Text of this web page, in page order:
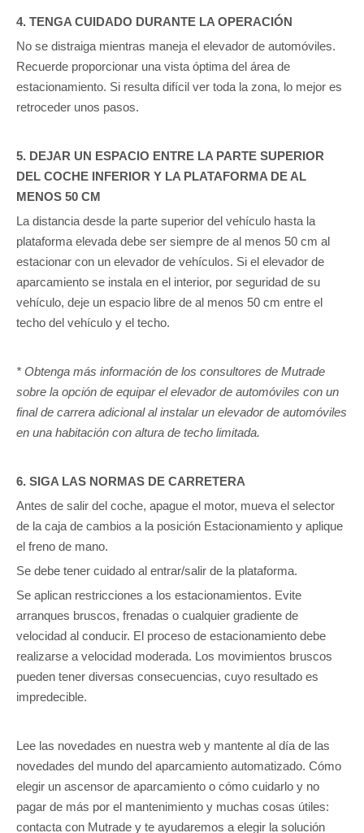
4. TENGA CUIDADO DURANTE LA OPERACIÓN
No se distraiga mientras maneja el elevador de automóviles.
Recuerde proporcionar una vista óptima del área de
estacionamiento. Si resulta difícil ver toda la zona, lo mejor es
retroceder unos pasos.
5. DEJAR UN ESPACIO ENTRE LA PARTE SUPERIOR
DEL COCHE INFERIOR Y LA PLATAFORMA DE AL
MENOS 50 CM
La distancia desde la parte superior del vehículo hasta la
plataforma elevada debe ser siempre de al menos 50 cm al
estacionar con un elevador de vehículos. Si el elevador de
aparcamiento se instala en el interior, por seguridad de su
vehículo, deje un espacio libre de al menos 50 cm entre el
techo del vehículo y el techo.
* Obtenga más información de los consultores de Mutrade
sobre la opción de equipar el elevador de automóviles con un
final de carrera adicional al instalar un elevador de automóviles
en una habitación con altura de techo limitada.
6. SIGA LAS NORMAS DE CARRETERA
Antes de salir del coche, apague el motor, mueva el selector
de la caja de cambios a la posición Estacionamiento y aplique
el freno de mano.
Se debe tener cuidado al entrar/salir de la plataforma.
Se aplican restricciones a los estacionamientos. Evite
arranques bruscos, frenadas o cualquier gradiente de
velocidad al conducir. El proceso de estacionamiento debe
realizarse a velocidad moderada. Los movimientos bruscos
pueden tener diversas consecuencias, cuyo resultado es
impredecible.
Lee las novedades en nuestra web y mantente al día de las
novedades del mundo del aparcamiento automatizado. Cómo
elegir un ascensor de aparcamiento o cómo cuidarlo y no
pagar de más por el mantenimiento y muchas cosas útiles:
contacta con Mutrade y te ayudaremos a elegir la solución